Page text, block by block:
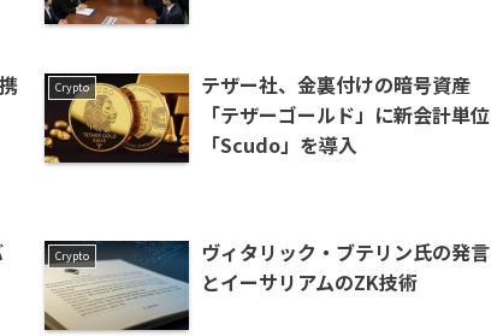
Crypto
テザー社、金裏付けの暗号資産
「テザーゴールド」に新会計単位
「Scudo」を導入
Crypto
ヴィタリック・ブテリン氏の発言
とイーサリアムのZK技術